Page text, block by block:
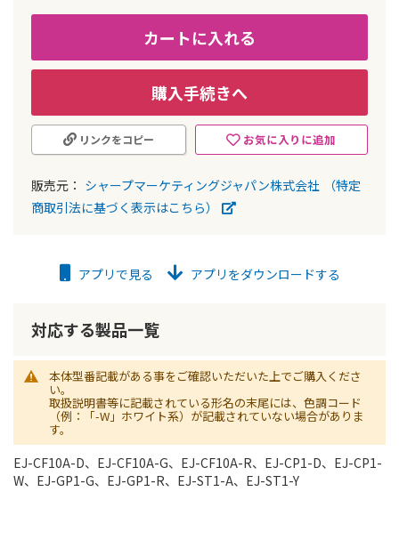
カートに入れる
購入手続きへ
お気に入りに追加
リンクをコピー
販売元： シャープマーケティングジャパン株式会社
（特定
商取引法に基づく表示はこちら）
アプリで見る アプリをダウンロードする
対応する製品一覧
本体型番記載がある事をご確認いただいた上でご購入くださ
い。
取扱説明書等に記載されている形名の末尾には、色調コード
（例：「-W」ホワイト系）が記載されていない場合がありま
す。
EJ-CF10A-D、EJ-CF10A-G、EJ-CF10A-R、EJ-CP1-D、EJ-CP1-
W、EJ-GP1-G、EJ-GP1-R、EJ-ST1-A、EJ-ST1-Y